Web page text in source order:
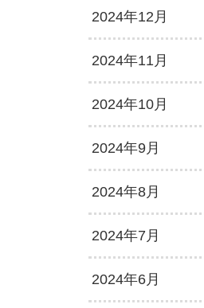
2024年12月
2024年11月
2024年10月
2024年9月
2024年8月
2024年7月
2024年6月